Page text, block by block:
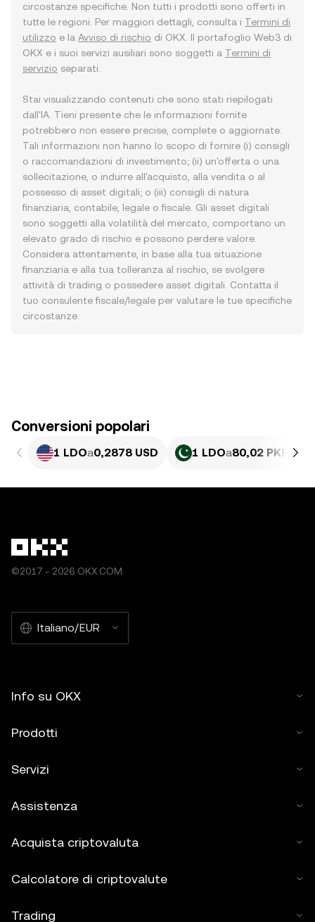
circostanze specifiche. Non tutti i prodotti sono offerti in
tutte le regioni. Per maggiori dettagli, consulta i Termini di
utilizzo e la Avviso di rischio di OKX. Il portafoglio Web3 di
OKX e i suoi servizi ausiliari sono soggetti a Termini di
servizio separati.
Stai visualizzando contenuti che sono stati riepilogati
dall'IA. Tieni presente che le informazioni fornite
potrebbero non essere precise, complete o aggiornate.
Tali informazioni non hanno lo scopo di fornire (i) consigli
o raccomandazioni di investimento; (ii) un'offerta o una
sollecitazione, o indurre all'acquisto, alla vendita o al
possesso di asset digitali; o (iii) consigli di natura
finanziaria, contabile, legale o fiscale. Gli asset digitali
sono soggetti alla volatilità del mercato, comportano un
elevato grado di rischio e possono perdere valore.
Considera attentamente, in base alla tua situazione
finanziaria e alla tua tolleranza al rischio, se svolgere
attività di trading o possedere asset digitali. Contatta il
tuo consulente fiscale/legale per valutare le tue specifiche
circostanze.
Conversioni popolari
1 LDOa0,2878 USD 1 LDOa80,02 PKR
©2017 - 2026 OKX.COM
Italiano/EUR
Info su OKX
Prodotti
Servizi
Assistenza
Acquista criptovaluta
Calcolatore di criptovalute
Trading